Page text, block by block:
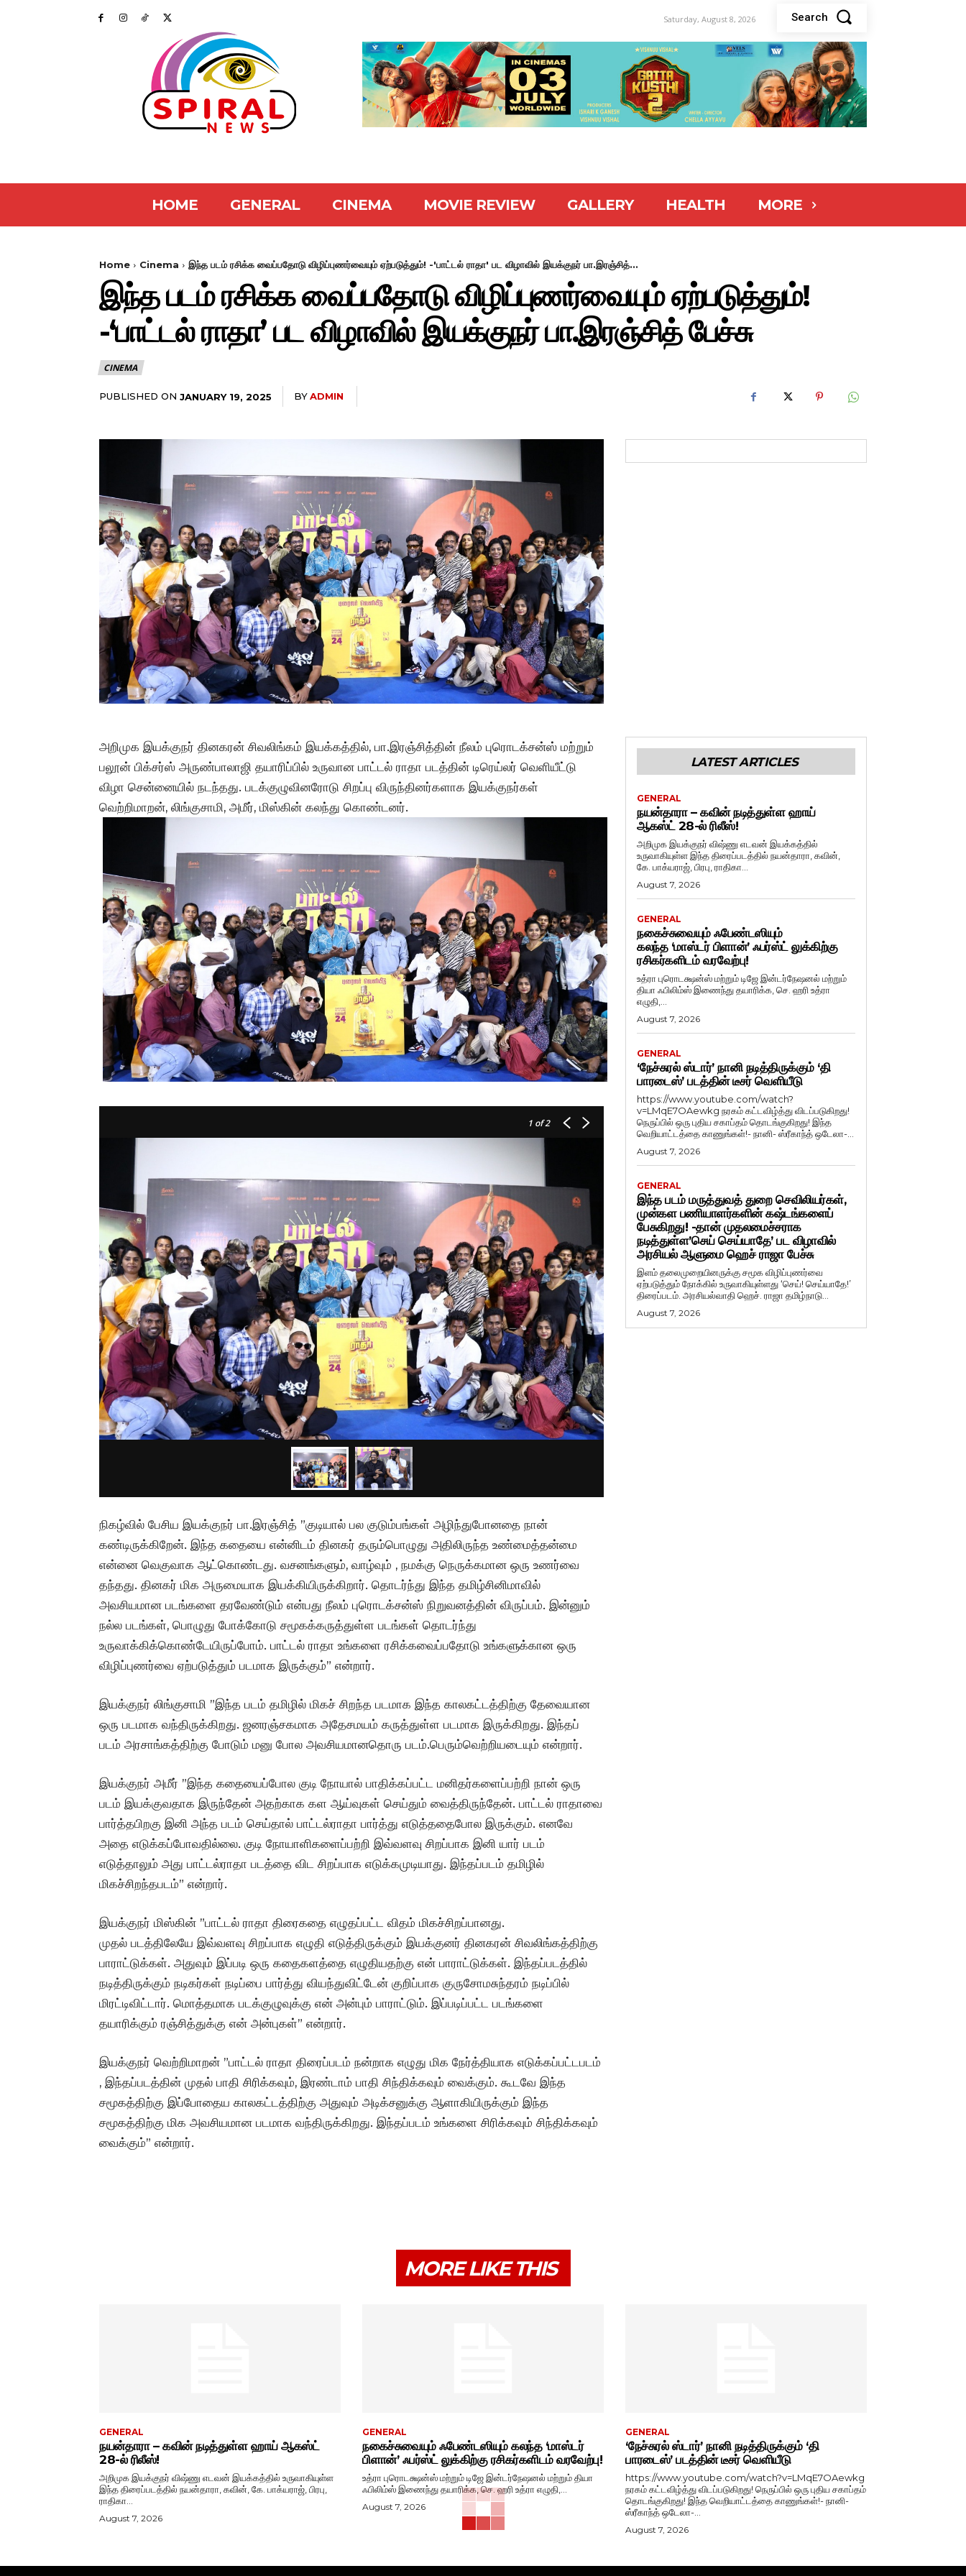
Saturday, August 8, 2026 Search
HOME GENERAL CINEMA MOVIE REVIEW GALLERY HEALTH MORE
Home Cinema இந்த படம் ரசிக்க வைப்பதோடு விழிப்புணர்வையும் ஏற்படுத்தும்! -'பாட்டல் ராதா' பட விழாவில் இயக்குநர் பா.இரஞ்சித்...
இந்த படம் ரசிக்க வைப்பதோடு விழிப்புணர்வையும் ஏற்படுத்தும்!
-‘பாட்டல் ராதா’ பட விழாவில் இயக்குநர் பா.இரஞ்சித் பேச்சு
CINEMA
PUBLISHED ON JANUARY 19, 2025 BYADMIN
அறிமுக இயக்குநர் தினகரன் சிவலிங்கம் இயக்கத்தில், பா.இரஞ்சித்தின் நீலம் புரொடக்சன்ஸ் மற்றும்
பலூன் பிக்சர்ஸ் அருண்பாலாஜி தயாரிப்பில் உருவான பாட்டல் ராதா படத்தின் டிரெய்லர் வெளியீட்டு
விழா சென்னையில் நடந்தது. படக்குழுவினரோடு சிறப்பு விருந்தினர்களாக இயக்குநர்கள்
வெற்றிமாறன், லிங்குசாமி, அமீர், மிஸ்கின் கலந்து கொண்டனர்.
1 of 2
நிகழ்வில் பேசிய இயக்குநர் பா.இரஞ்சித் ”குடியால் பல குடும்பங்கள் அழிந்துபோனதை நான்
கண்டிருக்கிறேன். இந்த கதையை என்னிடம் தினகர் தரும்பொழுது அதிலிருந்த உண்மைத்தன்மை
என்னை வெகுவாக ஆட்கொண்டது. வசனங்களும், வாழ்வும் , நமக்கு நெருக்கமான ஒரு உணர்வை
தந்தது. தினகர் மிக அருமையாக இயக்கியிருக்கிறார். தொடர்ந்து இந்த தமிழ்சினிமாவில்
அவசியமான படங்களை தரவேண்டும் என்பது நீலம் புரொடக்சன்ஸ் நிறுவனத்தின் விருப்பம். இன்னும்
நல்ல படங்கள், பொழுது போக்கோடு சமூகக்கருத்துள்ள படங்கள் தொடர்ந்து
உருவாக்கிக்கொண்டேயிருப்போம். பாட்டல் ராதா உங்களை ரசிக்கவைப்பதோடு உங்களுக்கான ஒரு
விழிப்புணர்வை ஏற்படுத்தும் படமாக இருக்கும்” என்றார்.
இயக்குநர் லிங்குசாமி ”இந்த படம் தமிழில் மிகச் சிறந்த படமாக இந்த காலகட்டத்திற்கு தேவையான
ஒரு படமாக வந்திருக்கிறது. ஜனரஞ்சகமாக அதேசமயம் கருத்துள்ள படமாக இருக்கிறது. இந்தப்
படம் அரசாங்கத்திற்கு போடும் மனு போல அவசியமானதொரு படம்.பெரும்வெற்றியடையும் என்றார்.
இயக்குநர் அமீர் ”இந்த கதையைப்போல குடி நோயால் பாதிக்கப்பட்ட மனிதர்களைப்பற்றி நான் ஒரு
படம் இயக்குவதாக இருந்தேன் அதற்காக கள ஆய்வுகள் செய்தும் வைத்திருந்தேன். பாட்டல் ராதாவை
பார்த்தபிறகு இனி அந்த படம் செய்தால் பாட்டல்ராதா பார்த்து எடுத்ததைபோல இருக்கும். எனவே
அதை எடுக்கப்போவதில்லை. குடி நோயாளிகளைப்பற்றி இவ்வளவு சிறப்பாக இனி யார் படம்
எடுத்தாலும் அது பாட்டல்ராதா படத்தை விட சிறப்பாக எடுக்கமுடியாது. இந்தப்படம் தமிழில்
மிகச்சிறந்தபடம்” என்றார்.
இயக்குநர் மிஸ்கின் ”பாட்டல் ராதா திரைகதை எழுதப்பட்ட விதம் மிகச்சிறப்பானது.
முதல் படத்திலேயே இவ்வளவு சிறப்பாக எழுதி எடுத்திருக்கும் இயக்குனர் தினகரன் சிவலிங்கத்திற்கு
பாராட்டுக்கள். அதுவும் இப்படி ஒரு கதைகளத்தை எழுதியதற்கு என் பாராட்டுக்கள். இந்தப்படத்தில்
நடித்திருக்கும் நடிகர்கள் நடிப்பை பார்த்து வியந்துவிட்டேன் குறிப்பாக குருசோமசுந்தரம் நடிப்பில்
மிரட்டிவிட்டார். மொத்தமாக படக்குழுவுக்கு என் அன்பும் பாராட்டும். இப்படிப்பட்ட படங்களை
தயாரிக்கும் ரஞ்சித்துக்கு என் அன்புகள்” என்றார்.
இயக்குநர் வெற்றிமாறன் ”பாட்டல் ராதா திரைப்படம் நன்றாக எழுது மிக நேர்த்தியாக எடுக்கப்பட்டபடம்
, இந்தப்படத்தின் முதல் பாதி சிரிக்கவும், இரண்டாம் பாதி சிந்திக்கவும் வைக்கும். கூடவே இந்த
சமூகத்திற்கு இப்போதைய காலகட்டத்திற்கு அதுவும் அடிக்சனுக்கு ஆளாகியிருக்கும் இந்த
சமூகத்திற்கு மிக அவசியமான படமாக வந்திருக்கிறது. இந்தப்படம் உங்களை சிரிக்கவும் சிந்திக்கவும்
வைக்கும்” என்றார்.
LATEST ARTICLES
GENERAL
நயன்தாரா – கவின் நடித்துள்ள ஹாய்
ஆகஸ்ட் 28-ல் ரிலீஸ்!
அறிமுக இயக்குநர் விஷ்ணு எடவன் இயக்கத்தில்
உருவாகியுள்ள இந்த திரைப்படத்தில் நயன்தாரா, கவின்,
கே. பாக்யராஜ், பிரபு, ராதிகா...
August 7, 2026
GENERAL
நகைச்சுவையும் ஃபேண்டஸியும்
கலந்த ‘மாஸ்டர் பிளான்’ ஃபர்ஸ்ட் லுக்கிற்கு
ரசிகர்களிடம் வரவேற்பு!
உத்ரா புரொடக்ஷன்ஸ் மற்றும் டிஜே இன்டர்நேஷனல் மற்றும்
தியா ஃபிலிம்ஸ் இணைந்து தயாரிக்க, செ. ஹரி உத்ரா
எழுதி,...
August 7, 2026
GENERAL
‘நேச்சுரல் ஸ்டார்’ நானி நடித்திருக்கும் ‘தி
பாரடைஸ்’ படத்தின் டீசர் வெளியீடு
https://www.youtube.com/watch?
v=LMqE7OAewkg நரகம் கட்டவிழ்த்து விடப்படுகிறது!
நெருப்பில் ஒரு புதிய சகாப்தம் தொடங்குகிறது! இந்த
வெறியாட்டத்தை காணுங்கள்!- நானி- ஸ்ரீகாந்த் ஒடேலா-...
August 7, 2026
GENERAL
இந்த படம் மருத்துவத் துறை செவிலியர்கள்,
முன்கள பணியாளர்களின் கஷ்டங்களைப்
பேசுகிறது! -தான் முதலமைச்சராக
நடித்துள்ள’செய் செய்யாதே’ பட விழாவில்
அரசியல் ஆளுமை ஹெச் ராஜா பேச்சு
இளம் தலைமுறையினருக்கு சமூக விழிப்புணர்வை
ஏற்படுத்தும் நோக்கில் உருவாகியுள்ளது ‘செய்! செய்யாதே!’
திரைப்படம். அரசியல்வாதி ஹெச். ராஜா தமிழ்நாடு...
August 7, 2026
MORE LIKE THIS
GENERAL
நயன்தாரா – கவின் நடித்துள்ள ஹாய் ஆகஸ்ட்
28-ல் ரிலீஸ்!
அறிமுக இயக்குநர் விஷ்ணு எடவன் இயக்கத்தில் உருவாகியுள்ள
இந்த திரைப்படத்தில் நயன்தாரா, கவின், கே. பாக்யராஜ், பிரபு,
ராதிகா...
August 7, 2026
GENERAL
நகைச்சுவையும் ஃபேண்டஸியும் கலந்த ‘மாஸ்டர்
பிளான்’ ஃபர்ஸ்ட் லுக்கிற்கு ரசிகர்களிடம் வரவேற்பு!
உத்ரா புரொடக்ஷன்ஸ் மற்றும் டிஜே இன்டர்நேஷனல் மற்றும் தியா
ஃபிலிம்ஸ் இணைந்து தயாரிக்க, செ. ஹரி உத்ரா எழுதி,...
August 7, 2026
GENERAL
‘நேச்சுரல் ஸ்டார்’ நானி நடித்திருக்கும் ‘தி
பாரடைஸ்’ படத்தின் டீசர் வெளியீடு
https://www.youtube.com/watch?v=LMqE7OAewkg
நரகம் கட்டவிழ்த்து விடப்படுகிறது! நெருப்பில் ஒரு புதிய சகாப்தம்
தொடங்குகிறது! இந்த வெறியாட்டத்தை காணுங்கள்!- நானி-
ஸ்ரீகாந்த் ஒடேலா-...
August 7, 2026